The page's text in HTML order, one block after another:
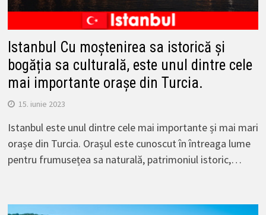
Istanbul Cu moștenirea sa istorică și
bogăția sa culturală, este unul dintre cele
mai importante orașe din Turcia.
15. iunie 2023
Istanbul este unul dintre cele mai importante și mai mari
orașe din Turcia. Orașul este cunoscut în întreaga lume
pentru frumusețea sa naturală, patrimoniul istoric,…